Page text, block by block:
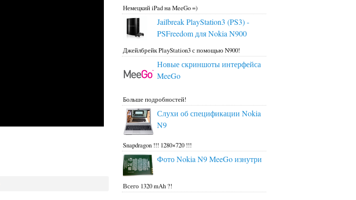
Немецкий iPad на MeeGo =)
Jailbreak PlayStation3 (PS3) -
PSFreedom для Nokia N900
Джейлбрейк PlayStation3 с помощью N900!
Новые скриншоты интерфейса
MeeGo
Больше подробностей!
Слухи об спецификации Nokia
N9
Snapdragon !!! 1280×720 !!!
Фото Nokia N9 MeeGo изнутри
Всего 1320 mAh ?!